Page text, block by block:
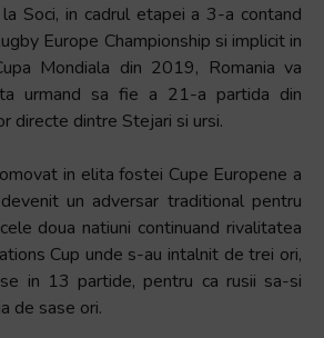
Soci, in cadrul etapei a 3-a contand
Europe Championship si implicit in
Mondiala din 2019, Romania va
urmand sa fie a 21-a partida din
directe dintre Stejari si ursi.
in elita fostei Cupe Europene a
un adversar traditional pentru
doua natiuni continuand rivalitatea
Cup unde s-au intalnit de trei ori,
in 13 partide, pentru ca rusii sa-si
de sase ori.